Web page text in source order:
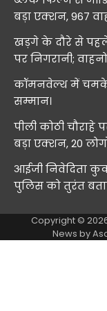
बड़ा एक्शन, 967
खड़गे के दौरे से
पर निगरानी;
कॉमनवेल्थ में चमके
सम्मान।
पीली कोठी चौराहे
बड़ा एक्शन, 20
आईजी निवेदिता
पुलिस को तुरंत
Copyright ©
News by